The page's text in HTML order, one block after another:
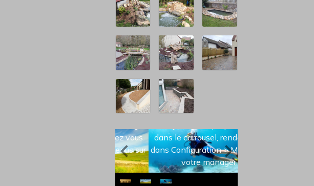
Carrousel de
démonstration
dans le carrousel, rendez vous
dans Configuration > Menus sur
votre manager.